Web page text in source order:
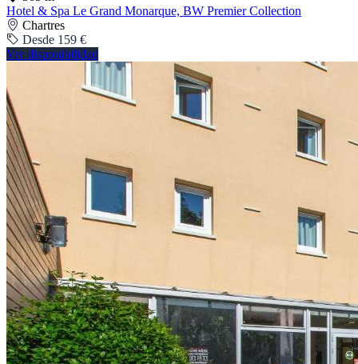
Hotel & Spa Le Grand Monarque, BW Premier Collection
Chartres
Desde 159 €
Ver disponibilidad